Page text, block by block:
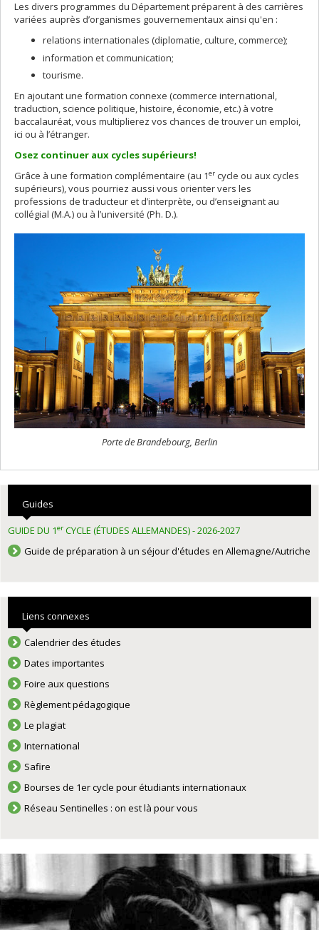
Les divers programmes du Département préparent à des carrières
variées auprès d’organismes gouvernementaux ainsi qu'en :
relations internationales (diplomatie, culture, commerce);
information et communication;
tourisme.
En ajoutant une formation connexe (commerce international,
traduction, science politique, histoire, économie, etc.) à votre
baccalauréat, vous multiplierez vos chances de trouver un emploi,
ici ou à l’étranger.
Osez continuer aux cycles supérieurs!
Grâce à une formation complémentaire (au 1er cycle ou aux cycles
supérieurs), vous pourriez aussi vous orienter vers les
professions de traducteur et d’interprète, ou d’enseignant au
collégial (M.A.) ou à l’université (Ph. D.).
Porte de Brandebourg, Berlin
Guides
GUIDE DU 1er CYCLE (ÉTUDES ALLEMANDES) - 2026-2027
Guide de préparation à un séjour d'études en Allemagne/Autriche
Liens connexes
Calendrier des études
Dates importantes
Foire aux questions
Règlement pédagogique
Le plagiat
International
Safire
Bourses de 1er cycle pour étudiants internationaux
Réseau Sentinelles : on est là pour vous